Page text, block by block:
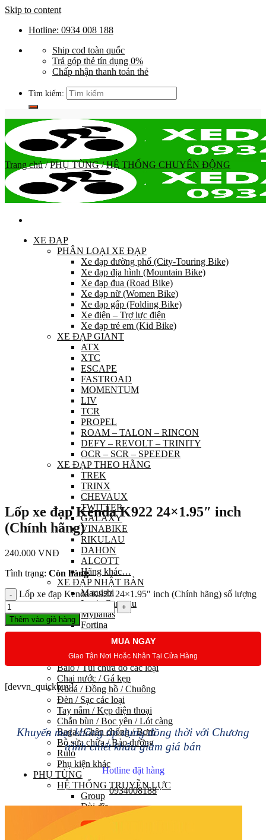
Skip to content
Hotline: 0934 008 188
Ship cod toàn quốc
Trả góp thẻ tín dụng 0%
Chấp nhận thanh toán thẻ
Tìm kiếm:
XE ĐẠP
PHÂN LOẠI XE ĐẠP
Xe đạp đường phố (City-Touring Bike)
Xe đạp địa hình (Mountain Bike)
Xe đạp đua (Road Bike)
Xe đạp nữ (Women Bike)
Xe đạp gấp (Folding Bike)
Xe điện – Trợ lực điện
Xe đạp trẻ em (Kid Bike)
XE ĐẠP GIANT
ATX
XTC
ESCAPE
FASTROAD
MOMENTUM
LIV
TCR
PROPEL
ROAM – TALON – RINCON
DEFY – REVOLT – TRINITY
OCR – SCR – SPEEDER
XE ĐẠP THEO HÃNG
TREK
TRINX
CHEVAUX
TWITTER
GALAXY
VINABIKE
RIKULAU
DAHON
ALCOTT
Hãng khác…
XE ĐẠP NHẬT BẢN
Maruishi
Louis Garneau
Mypallas
Fortina
Trang phục đạp xe
Balo / Túi chứa đồ các loại
Chai nước / Gá kẹp
Khoá / Đồng hồ / Chuông
Đèn / Sạc các loại
Tay nắm / Kẹp điện thoại
Chắn bùn / Bọc yên / Lót càng
Baga / Chân chống / Bơm
Bộ sửa chữa / Bảo dưỡng
Rulo
Phụ kiện khác
PHỤ TÙNG
HỆ THỐNG TRUYỀN LỰC
Group
Đùi đĩa
Tay đề (chuyển số)
Gạt líp / Gạt đĩa
Trang chủ / PHỤ TÙNG / HỆ THỐNG CHUYỂN ĐỘNG
Lốp xe đạp Kenda K922 24×1.95″ inch
(Chính hãng)
240.000 VNĐ
Tình trạng: Còn hàng
Lốp xe đạp Kenda K922 24×1.95″ inch (Chính hãng) số lượng
Thêm vào giỏ hàng
MUA NGAY
Giao Tận Nơi Hoặc Nhận Tại Cửa Hàng
[devvn_quickbuy]
Khuyến mại không áp dụng đồng thời với Chương
trình chiết khấu giảm giá bán
Hotline đặt hàng
0934008188